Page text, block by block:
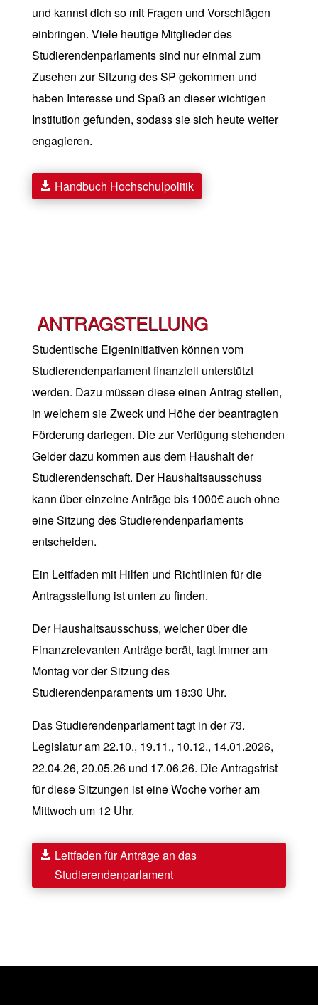
und kannst dich so mit Fragen und Vorschlägen
einbringen. Viele heutige Mitglieder des
Studierendenparlaments sind nur einmal zum
Zusehen zur Sitzung des SP gekommen und
haben Interesse und Spaß an dieser wichtigen
Institution gefunden, sodass sie sich heute weiter
engagieren.
Handbuch Hochschulpolitik
ANTRAGSTELLUNG
Studentische Eigeninitiativen können vom
Studierendenparlament finanziell unterstützt
werden. Dazu müssen diese einen Antrag stellen,
in welchem sie Zweck und Höhe der beantragten
Förderung darlegen. Die zur Verfügung stehenden
Gelder dazu kommen aus dem Haushalt der
Studierendenschaft. Der Haushaltsausschuss
kann über einzelne Anträge bis 1000€ auch ohne
eine Sitzung des Studierendenparlaments
entscheiden.
Ein Leitfaden mit Hilfen und Richtlinien für die
Antragsstellung ist unten zu finden.
Der Haushaltsausschuss, welcher über die
Finanzrelevanten Anträge berät, tagt immer am
Montag vor der Sitzung des
Studierendenparaments um 18:30 Uhr.
Das Studierendenparlament tagt in der 73.
Legislatur am 22.10., 19.11., 10.12., 14.01.2026,
22.04.26, 20.05.26 und 17.06.26. Die Antragsfrist
für diese Sitzungen ist eine Woche vorher am
Mittwoch um 12 Uhr.
Leitfaden für Anträge an das
Studierendenparlament